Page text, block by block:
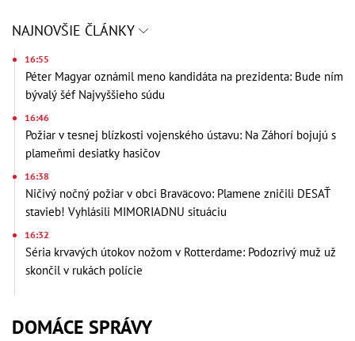
NAJNOVŠIE ČLÁNKY
16:55
Péter Magyar oznámil meno kandidáta na prezidenta: Bude ním
bývalý šéf Najvyššieho súdu
16:46
Požiar v tesnej blízkosti vojenského ústavu: Na Záhorí bojujú s
plameňmi desiatky hasičov
16:38
Ničivý nočný požiar v obci Braväcovo: Plamene zničili DESAŤ
stavieb! Vyhlásili MIMORIADNU situáciu
16:32
Séria krvavých útokov nožom v Rotterdame: Podozrivý muž už
skončil v rukách polície
DOMÁCE SPRÁVY